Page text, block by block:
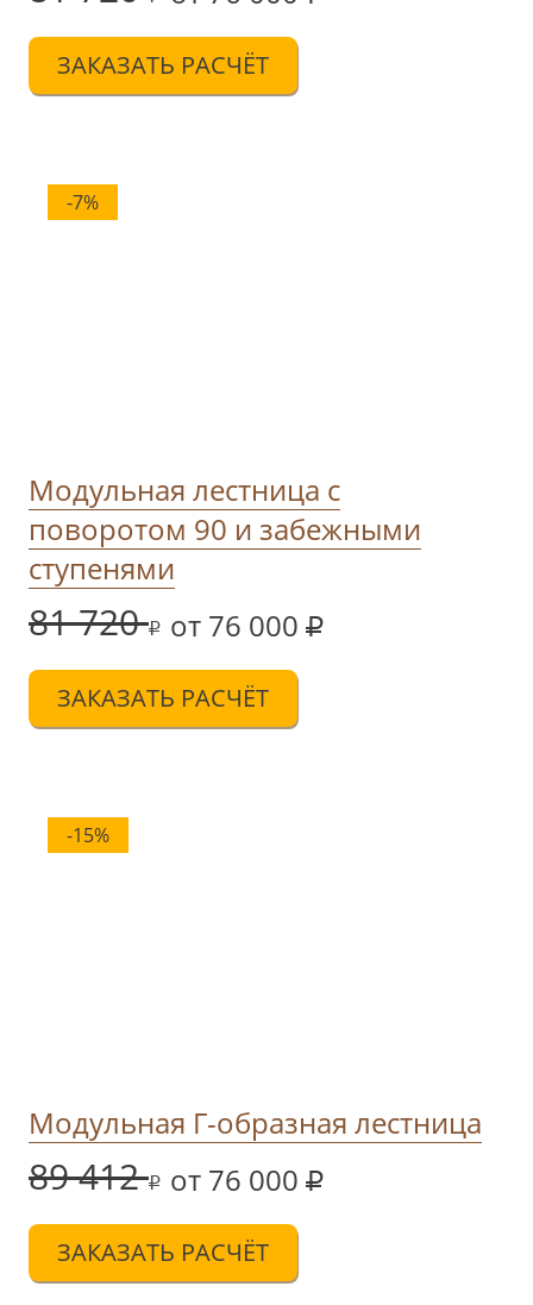
ЗАКАЗАТЬ РАСЧЁТ
-7%
Модульная лестница с
поворотом 90 и забежными
ступенями
81 720 от 76 000
ЗАКАЗАТЬ РАСЧЁТ
-15%
Модульная Г-образная лестница
89 412 от 76 000
ЗАКАЗАТЬ РАСЧЁТ